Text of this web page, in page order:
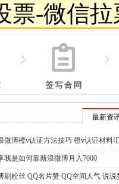
票-微信
最新资
微博橙v认证方法技巧 橙v认证材料
我是如何靠新浪微博月入7000
刷粉丝 QQ名片赞 QQ空间人气 说说